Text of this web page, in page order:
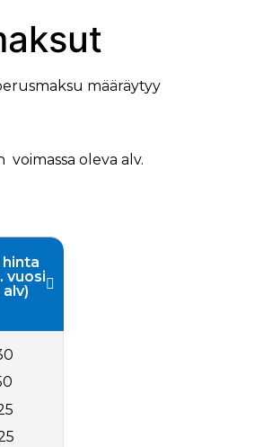
määräytyy
oleva alv.
vuosi
alv)